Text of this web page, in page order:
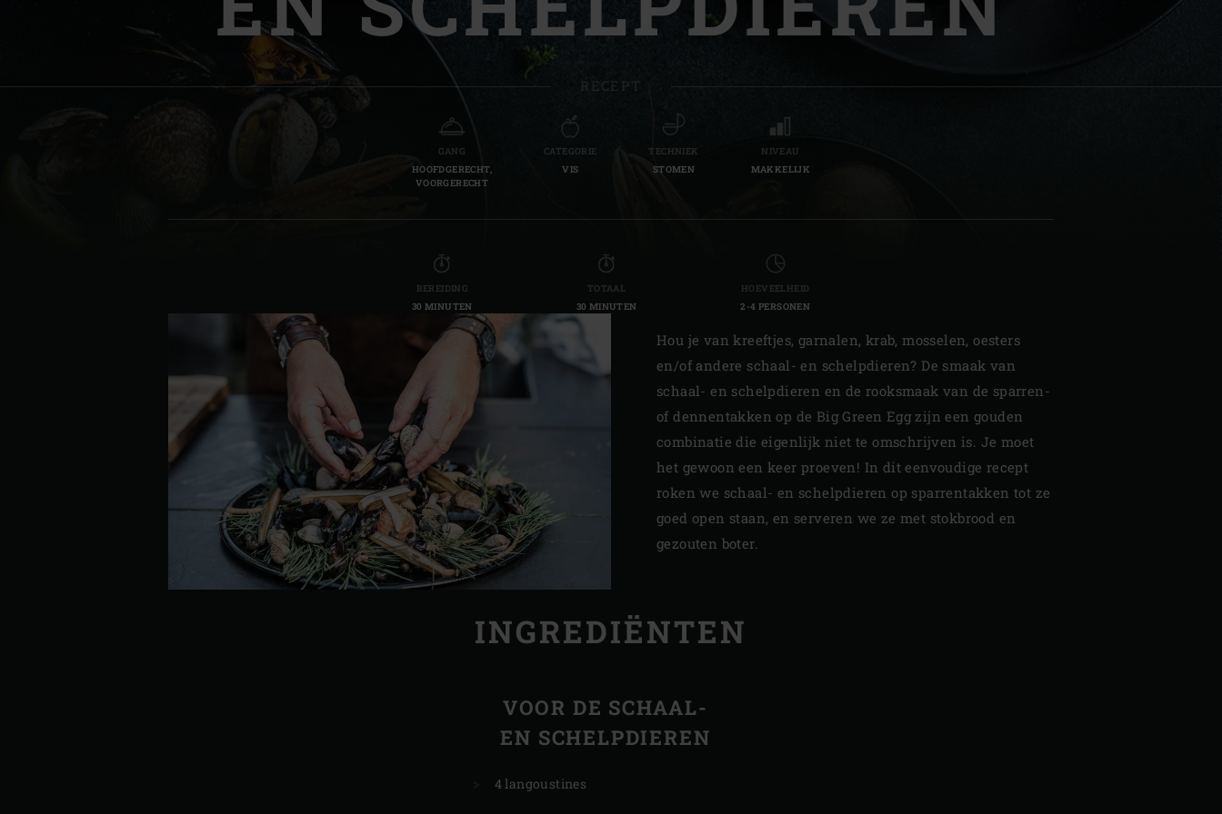
Denmark | Danmark
Estonia | Eesti
Finland | Suomi
Greece | Ελλάδα
Slovenia | Slovenija
Switzerland (French) | Schweiz (Français)
Turkey | Türkiye
RECEPT
GANG
HOOFDGERECHT,
VOORGERECHT
CATEGORIE
VIS
TECHNIEK
STOMEN
NIVEAU
MAKKELIJK
BEREIDING
30 MINUTEN
TOTAAL
30 MINUTEN
HOEVEELHEID
2-4 PERSONEN
Hou je van kreeftjes, garnalen, krab, mosselen, oesters
en/of andere schaal- en schelpdieren? De smaak van
schaal- en schelpdieren en de rooksmaak van de sparren-
of dennentakken op de Big Green Egg zijn een gouden
combinatie die eigenlijk niet te omschrijven is. Je moet
het gewoon een keer proeven! In dit eenvoudige recept
roken we schaal- en schelpdieren op sparrentakken tot ze
goed open staan, en serveren we ze met stokbrood en
gezouten boter.
INGREDIËNTEN
VOOR DE SCHAAL-
EN SCHELPDIEREN
4 langoustines